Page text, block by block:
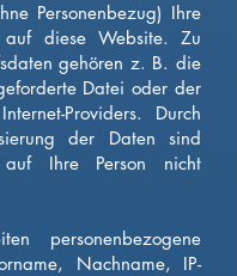
Personenbezug) Ihre
auf diese Website. Zu
gehören z. B. die
Datei oder der
Providers. Durch
der Daten sind
auf Ihre Person nicht
personenbezogene
Nachname, IP-